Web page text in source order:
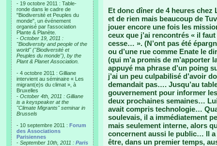
- 19 octobre 2011 : Table-
ronde dans le cadre de
"Biodiversité et Peuples du
monde", un événement
organisé par l'association
Plante & Planète.
- October 19, 2011 :
"Biodiversity and people of the
world" ("Biodiversité et
Peuples du monde"), by the
Plant & Planet Association.
- 4 octobre 2011 : Gilliane
intervient au séminaire « Les
migrant(e)s du climat », à
Bruxelles
- October 4th, 2011 : Gilliane
is a keyspeaker at the
"Climate Migrants" seminar in
Brussels
- 10 septembre 2011 : Forum
des Associations
Parisiennes
- September 10th, 2011 : Paris
Et donc dîner de 4 heures chez
et de rien mais beaucoup de
jouer encore une fois les
ceux que j’ai rencontrés « il
cesse… ». (N’ont pas été
ou d’une rue comme Enate le
(qui m’a promis de m’apporter
appuyé ma phrase d’un poing
j’ai un peu culpabilisé d’avoir
demandait pas…. Jusqu’au
gouvernement pour informer
deux prochaines semaines…
avait compris technologie…
soulevais, il a immédiatement
mais seulement interne, alors
concernent aussi le public… Il a
être, dans un premier temps,